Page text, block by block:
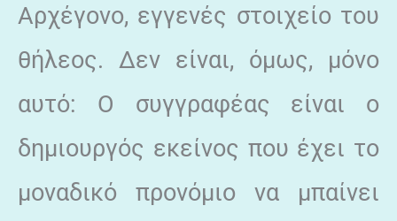
Αρχέγονο, εγγενές στοιχείο του
θήλεος. Δεν είναι, όμως, μόνο
αυτό: Ο συγγραφέας είναι ο
δημιουργός εκείνος που έχει το
μοναδικό προνόμιο να μπαίνει